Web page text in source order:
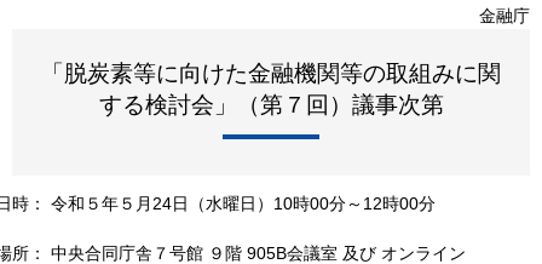
金融庁
「脱炭素等に向けた金融機関等の取組みに関
する検討会」（第７回）議事次第
時： 令和５年５月24日（水曜日）10時00分～12時00分
所 ： 中央合同庁舎７号館 ９階 905B会議室 及び オンライン